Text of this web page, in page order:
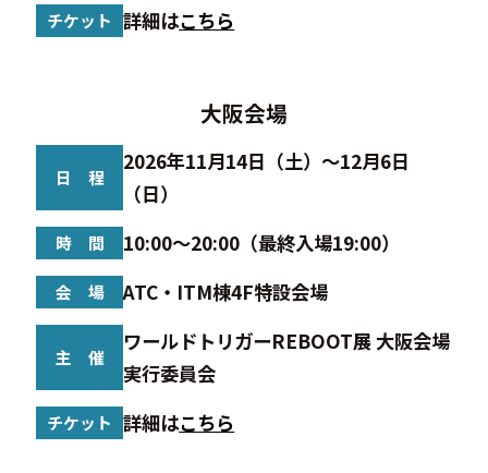
チケット 詳細はこちら
大阪会場
日 程
2026年11月14日（土）～12月6日
（日）
時 間 10:00～20:00（最終入場19:00）
会 場 ATC・ITM棟4F特設会場
主 催
ワールドトリガーREBOOT展 大阪会場
実行委員会
チケット 詳細はこちら